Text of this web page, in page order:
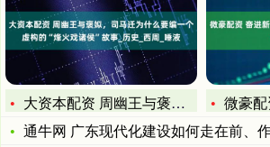
大资本配资 周幽王与褒姒，司马迁为什么要编一个虚构的“烽火戏
微豪配资 奋进
通牛网 广东现代化建设如何走在前、作示范